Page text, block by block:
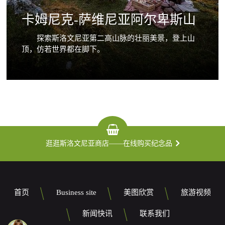
卡姆尼克-萨维尼亚阿尔卑斯山
探索斯洛文尼亚第二高山脉的壮丽美景，登上山
顶，仿若世界都在脚下。
逛逛斯洛文尼亚商店——在线购买纪念品
首页 Business site 美图欣赏 旅游视频
新闻快讯 联系我们